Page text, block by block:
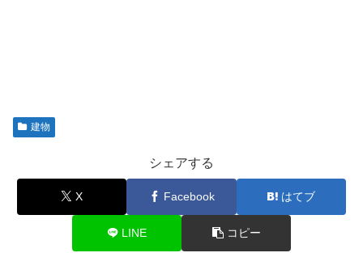
建物
シェアする
X Facebook はてブ
LINE コピー